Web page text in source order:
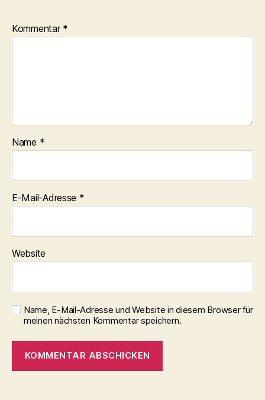
Kommentar *
Name *
E-Mail-Adresse *
Website
Name, E-Mail-Adresse und Website in diesem Browser für
meinen nächsten Kommentar speichern.